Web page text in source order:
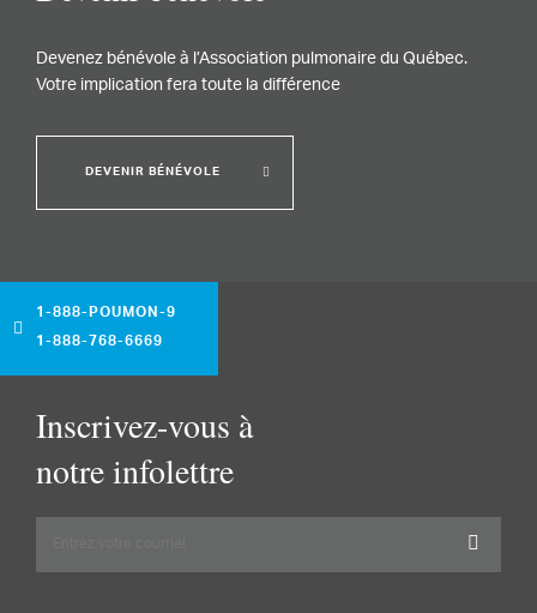
Devenez bénévole à l’Association pulmonaire du Québec.
Votre implication fera toute la différence
DEVENIR BÉNÉVOLE
1-888-POUMON-9
1-888-768-6669
Inscrivez-vous à
notre infolettre